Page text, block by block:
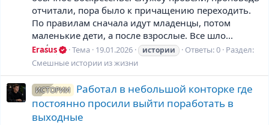
отчитали, пора было к причащению переходить.
По правилам сначала идут младенцы, потом
маленькие дети, а после взрослые. Все шло...
Erasus Тема 19.01.2026 истории Ответы: 0 Раздел:
Смешные истории из жизни
ИСТОРИИ
Работал в небольшой конторке где
постоянно просили выйти поработать в
выходные